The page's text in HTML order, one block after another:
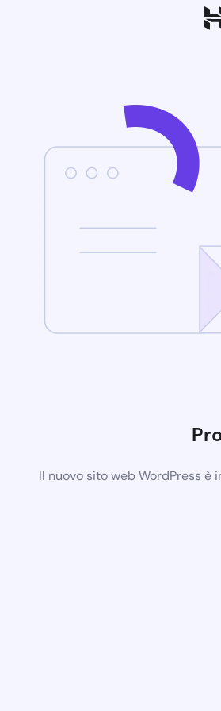
Il nuovo sito web WordPress